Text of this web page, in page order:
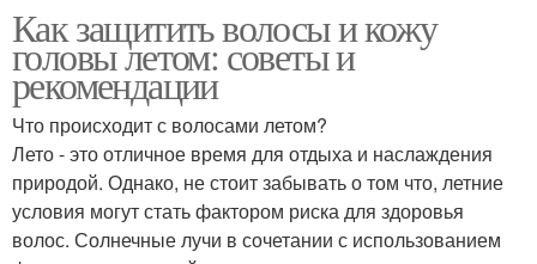
Как защитить волосы и кожу
головы летом: советы и
рекомендации
Что происходит с волосами летом?
Лето - это отличное время для отдыха и наслаждения
природой. Однако, не стоит забывать о том что, летние
условия могут стать фактором риска для здоровья
волос. Солнечные лучи в сочетании с использованием